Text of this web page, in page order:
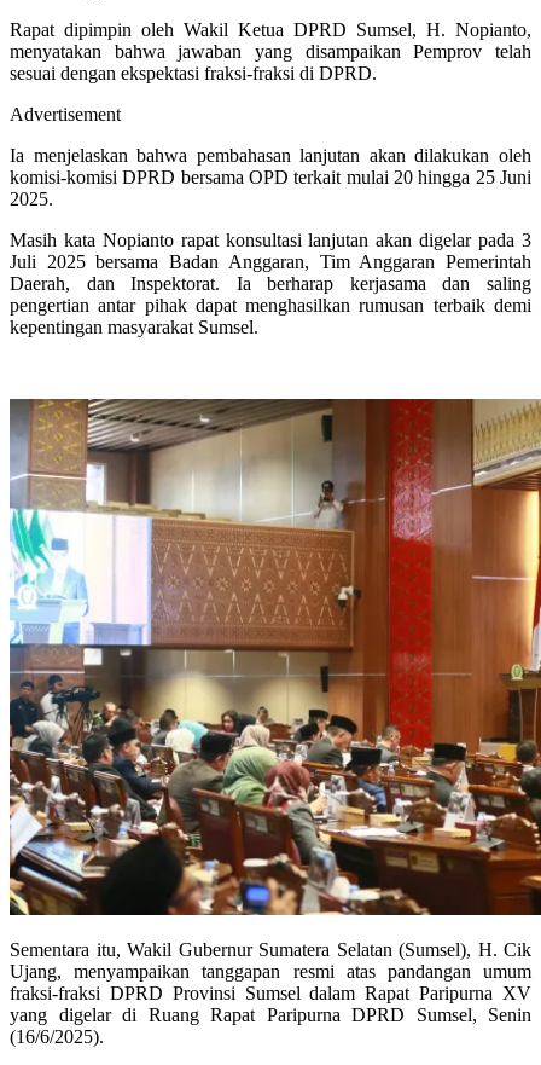
Rapat dipimpin oleh Wakil Ketua DPRD Sumsel, H. Nopianto,
menyatakan bahwa jawaban yang disampaikan Pemprov telah
sesuai dengan ekspektasi fraksi-fraksi di DPRD.
Advertisement
Ia menjelaskan bahwa pembahasan lanjutan akan dilakukan oleh
komisi-komisi DPRD bersama OPD terkait mulai 20 hingga 25 Juni
2025.
Masih kata Nopianto rapat konsultasi lanjutan akan digelar pada 3
Juli 2025 bersama Badan Anggaran, Tim Anggaran Pemerintah
Daerah, dan Inspektorat. Ia berharap kerjasama dan saling
pengertian antar pihak dapat menghasilkan rumusan terbaik demi
kepentingan masyarakat Sumsel.
Sementara itu, Wakil Gubernur Sumatera Selatan (Sumsel), H. Cik
Ujang, menyampaikan tanggapan resmi atas pandangan umum
fraksi-fraksi DPRD Provinsi Sumsel dalam Rapat Paripurna XV
yang digelar di Ruang Rapat Paripurna DPRD Sumsel, Senin
(16/6/2025).